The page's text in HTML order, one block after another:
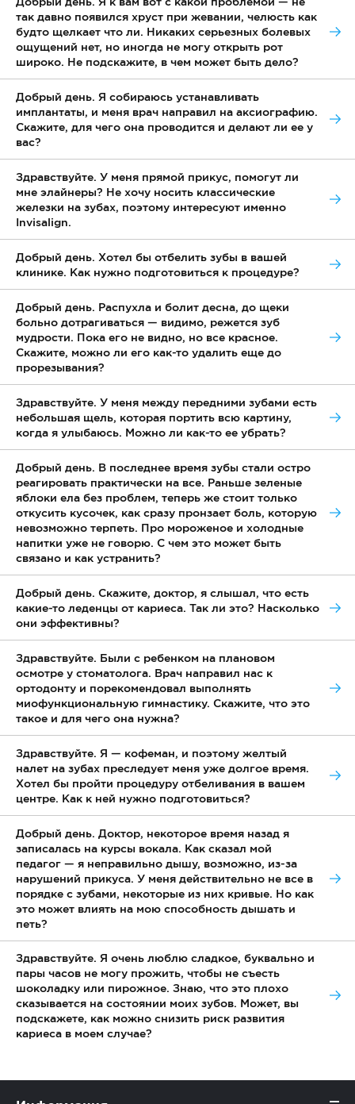
так давно появился хруст при жевании, челюсть как
будто щелкает что ли. Никаких серьезных болевых
ощущений нет, но иногда не могу открыть рот
широко. Не подскажите, в чем может быть дело?
Добрый день. Я собираюсь устанавливать
имплантаты, и меня врач направил на аксиографию.
Скажите, для чего она проводится и делают ли ее у
вас?
Здравствуйте. У меня прямой прикус, помогут ли
мне элайнеры? Не хочу носить классические
железки на зубах, поэтому интересуют именно
Invisalign.
Добрый день. Хотел бы отбелить зубы в вашей
клинике. Как нужно подготовиться к процедуре?
Добрый день. Распухла и болит десна, до щеки
больно дотрагиваться — видимо, режется зуб
мудрости. Пока его не видно, но все красное.
Скажите, можно ли его как-то удалить еще до
прорезывания?
Здравствуйте. У меня между передними зубами есть
небольшая щель, которая портить всю картину,
когда я улыбаюсь. Можно ли как-то ее убрать?
Добрый день. В последнее время зубы стали остро
реагировать практически на все. Раньше зеленые
яблоки ела без проблем, теперь же стоит только
откусить кусочек, как сразу пронзает боль, которую
невозможно терпеть. Про мороженое и холодные
напитки уже не говорю. С чем это может быть
связано и как устранить?
Добрый день. Скажите, доктор, я слышал, что есть
какие-то леденцы от кариеса. Так ли это? Насколько
они эффективны?
Здравствуйте. Были с ребенком на плановом
осмотре у стоматолога. Врач направил нас к
ортодонту и порекомендовал выполнять
миофункциональную гимнастику. Скажите, что это
такое и для чего она нужна?
Здравствуйте. Я — кофеман, и поэтому желтый
налет на зубах преследует меня уже долгое время.
Хотел бы пройти процедуру отбеливания в вашем
центре. Как к ней нужно подготовиться?
Добрый день. Доктор, некоторое время назад я
записалась на курсы вокала. Как сказал мой
педагог — я неправильно дышу, возможно, из-за
нарушений прикуса. У меня действительно не все в
порядке с зубами, некоторые из них кривые. Но как
это может влиять на мою способность дышать и
петь?
Здравствуйте. Я очень люблю сладкое, буквально и
пары часов не могу прожить, чтобы не съесть
шоколадку или пирожное. Знаю, что это плохо
сказывается на состоянии моих зубов. Может, вы
подскажете, как можно снизить риск развития
кариеса в моем случае?